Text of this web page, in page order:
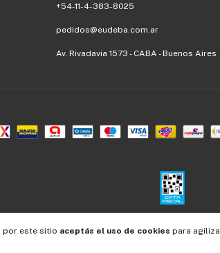
por este sitio aceptás el uso de cookies para
+54-11-4-383-8025
pedidos@eudeba.com.ar
Av. Rivadavia 1573 - CABA - Buenos Aires
Defensa de las y los consumidores. Para reclamos ingresá acá.